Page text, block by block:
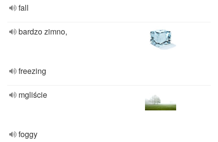
fall
bardzo zimno,
freezing
mgliście
foggy